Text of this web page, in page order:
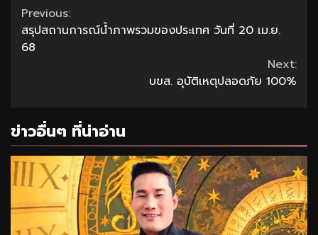
Continue
Reading
Previous:
สรุปสถานการณ์น้ำภาพรวมของประเทศ วันที่ 20 เม.ย.
68
Next:
บขส. อุบัติเหตุปลอดภัย 100%
ข่าวอื่นๆ ที่น่าอ่าน